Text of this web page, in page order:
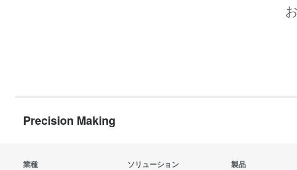
Precision Making
業種 ソリューション 製品